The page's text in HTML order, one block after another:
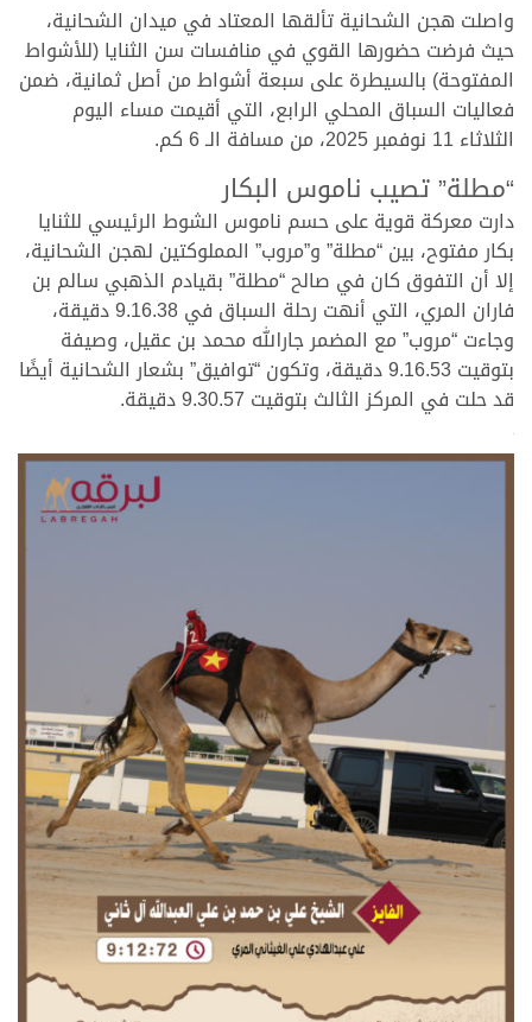
واصلت هجن الشحانية تألقها المعتاد في ميدان الشحانية،
حيث فرضت حضورها القوي في منافسات سن الثنايا (للأشواط
المفتوحة) بالسيطرة على سبعة أشواط من أصل ثمانية، ضمن
فعاليات السباق المحلي الرابع، التي أقيمت مساء اليوم
الثلاثاء 11 نوفمبر 2025، من مسافة الـ 6 كم.
“مطلة” تصيب ناموس البكار
دارت معركة قوية على حسم ناموس الشوط الرئيسي للثنايا
بكار مفتوح، بين “مطلة” و”مروب” المملوكتين لهجن الشحانية،
إلا أن التفوق كان في صالح “مطلة” بقيادم الذهبي سالم بن
فاران المري، التي أنهت رحلة السباق في 9.16.38 دقيقة،
وجاءت “مروب” مع المضمر جارالله محمد بن عقيل، وصيفة
بتوقيت 9.16.53 دقيقة، وتكون “توافيق” بشعار الشحانية أيضًا
قد حلت في المركز الثالث بتوقيت 9.30.57 دقيقة.